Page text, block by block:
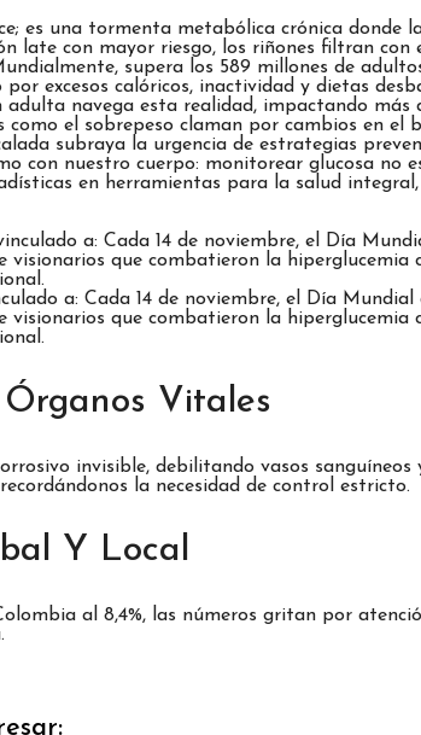
es una tormenta metabólica crónica donde
late con mayor riesgo, los riñones filtran con
supera los 589 millones de
excesos calóricos, inactividad y dietas
adulta navega esta realidad, impactando más
como el sobrepeso claman por cambios en el
subraya la urgencia de estrategias
con nuestro cuerpo: monitorear glucosa no
en herramientas para la salud
a: Cada 14 de noviembre, el Día Mundial
visionarios que combatieron la hiperglucemia
Vitales
invisible, debilitando vasos sanguíneos
la necesidad de control estricto.
Y Local
al 8,4%, las números gritan por